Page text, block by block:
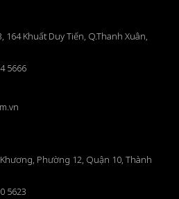
164 Khuất Duy Tiến, Q.Thanh Xuân,
5666
Phường 12, Quận 10, Thành
5623